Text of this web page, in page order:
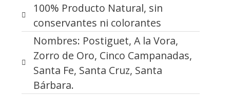
100% Producto Natural, sin
conservantes ni colorantes
Nombres: Postiguet, A la Vora,
Zorro de Oro, Cinco Campanadas,
Santa Fe, Santa Cruz, Santa
Bárbara.